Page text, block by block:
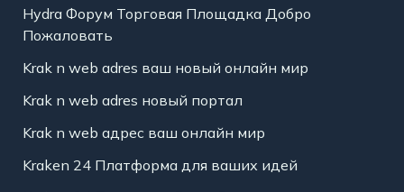
Hydra Форум Торговая Площадка Добро
Пожаловать
Krak n web adres ваш новый онлайн мир
Krak n web adres новый портал
Krak n web адрес ваш онлайн мир
Kraken 24 Платформа для ваших идей